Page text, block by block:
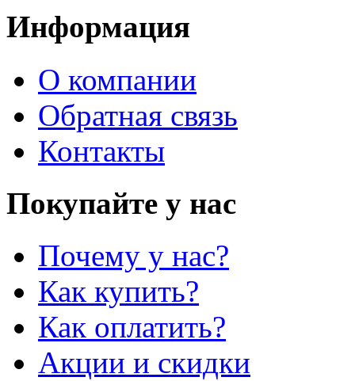
Информация
О компании
Обратная связь
Контакты
Покупайте у нас
Почему у нас?
Как купить?
Как оплатить?
Акции и скидки